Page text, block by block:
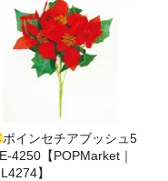
ポインセチアブッシュ5
4250【POPMarket｜
】